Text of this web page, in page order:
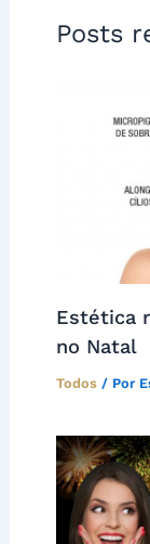
Posts
Estética
no Natal
Todos/ Por